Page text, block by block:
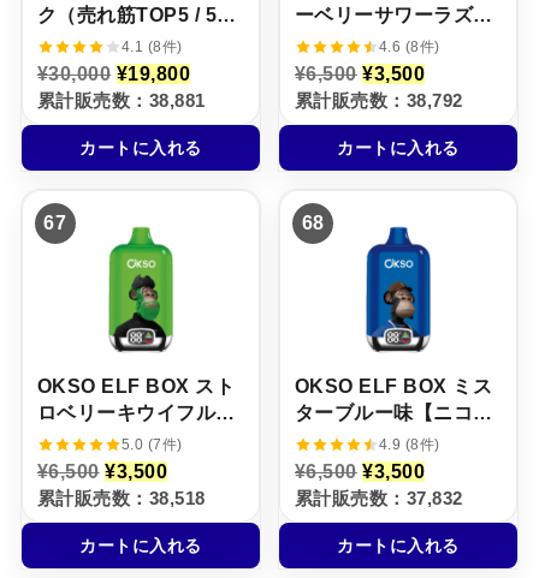
ク（売れ筋TOP5 / 5本
セット） 4.1 (8件)
¥30,000 元
の
価
格
は
¥
0
0
で
し
た
¥19,800現
在
の
価
格
は
累計販売数：38,881
カートに入れる
ーベリーサワーラズベ
リー味【ニコパフ】
5%
4.6 (8件)
¥6,500 元
の
価
格
は
¥
0
0
た
。
¥3,500現
在
の
価
格
は
5
0
。
累計販売数：38,792
カートに入れる
67
OKSO ELF BOX スト
ロベリーキウイフルー
ツ味【ニコパフ】5%
5.0 (7件)
¥6,500 元
の
価
格
は
¥
¥3,500現
在
の
価
格
は
累計販売数：38,518
カートに入れる
68
OKSO ELF BOX ミス
ターブルー味【ニコパ
フ】5%
4.9 (8件)
¥6,500 元
の
価
格
は
¥
¥3,500現
在
の
価
格
は
累計販売数：37,832
カートに入れる